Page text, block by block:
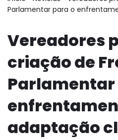
Parlamentar para o
Vereadores
criação de
Parlamentar
adaptação